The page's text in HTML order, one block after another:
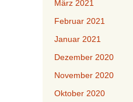
März 2021
Februar 2021
Januar 2021
Dezember 2020
November 2020
Oktober 2020